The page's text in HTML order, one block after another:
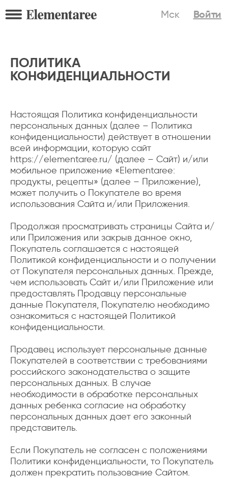
Мск Войти
ПОЛИТИКА
КОНФИДЕНЦИАЛЬНОСТИ
Настоящая Политика конфиденциальности
персональных данных (далее – Политика
конфиденциальности) действует в отношении
всей информации, которую сайт
https://elementaree.ru/ (далее – Сайт) и/или
мобильное приложение «Elementaree:
продукты, рецепты» (далее – Приложение),
может получить о Покупателе во время
использования Сайта и/или Приложения.
Продолжая просматривать страницы Сайта и/
или Приложения или закрыв данное окно,
Покупатель соглашается с настоящей
Политикой конфиденциальности и о получении
от Покупателя персональных данных. Прежде,
чем использовать Сайт и/или Приложение или
предоставлять Продавцу персональные
данные Покупателя, Покупателю необходимо
ознакомиться с настоящей Политикой
конфиденциальности.
Продавец использует персональные данные
Покупателей в соответствии с требованиями
российского законодательства о защите
персональных данных. В случае
необходимости в обработке персональных
данных ребенка согласие на обработку
персональных данных дает его законный
представитель.
Если Покупатель не согласен с положениями
Политики конфиденциальности, то Покупатель
должен прекратить пользование Сайтом.